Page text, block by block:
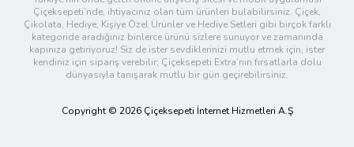
Çiçeksepeti’nde, ihtiyacınız olan tüm ürünleri bulabilirsiniz. Çiçek,
Çikolata, Hediye, Kişiye Özel Ürünler ve Hediye Setleri gibi birçok farklı
kategoride aradığınız binlerce ürünü sizlere sunuyor ve zamanında
kapınıza getiriyoruz! Siz de ister sevdiklerinizi mutlu etmek için, ister
kendiniz için sipariş verebilir; Çiçeksepeti Extra’nın fırsatlarla dolu
dünyasıyla tanışarak mutlu bir gün geçirebilirsiniz.
Copyright © 2026 Çiçeksepeti İnternet Hizmetleri A.Ş